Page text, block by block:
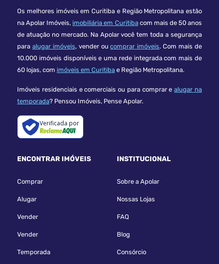
Os melhores imóveis em Curitiba e Região Metropolitana estão
na Apolar Imóveis, imobiliária em Curitibacom mais de 50 anos
de atuação no mercado. Na Apolar você tem toda a segurança
para alugar imóveis, vender oucomprar imóveis. Com mais de
10.000 imóveis disponíveis e uma rede integrada com mais de
60 lojas, com imóveis em Curitiba e Região Metropolitana.
Imóveis residenciais e comerciais ou para comprar ealugar na
temporada? Pensou Imóveis, Pense Apolar.
Verificada por
ENCONTRAR IMÓVEIS
Comprar
Alugar
Vender
Vender
Temporada
INSTITUCIONAL
Sobre a Apolar
Nossas Lojas
FAQ
Blog
Consórcio